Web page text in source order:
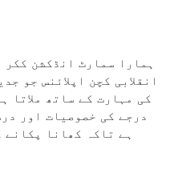
ہمارا سمارٹ انڈکشن
انقلابی کچن اپلائنس جو
کی مہارت کے ساتھ ملاتا
درجے کی خصوصیات اور
ہے تاکہ کھانا